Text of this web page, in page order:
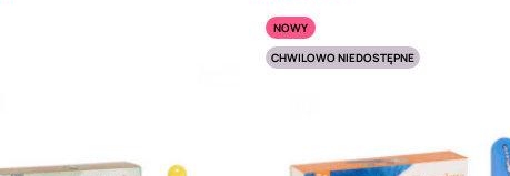
NOWY
CHWILOWO NIEDOSTĘPNE